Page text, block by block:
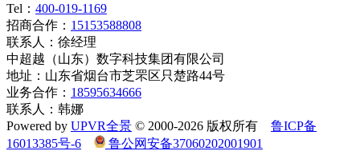
Tel： 400-019-1169
招商合作： 15153588808
联系人：徐经理
中超越（山东）数字科技集团有限公司
地址：山东省烟台市芝罘区只楚路44号
业务合作： 18595634666
联系人：韩娜
Powered by UPVR全景 © 2000-2026 版权所有 鲁ICP备
16013385号-6
鲁公网安备37060202001901